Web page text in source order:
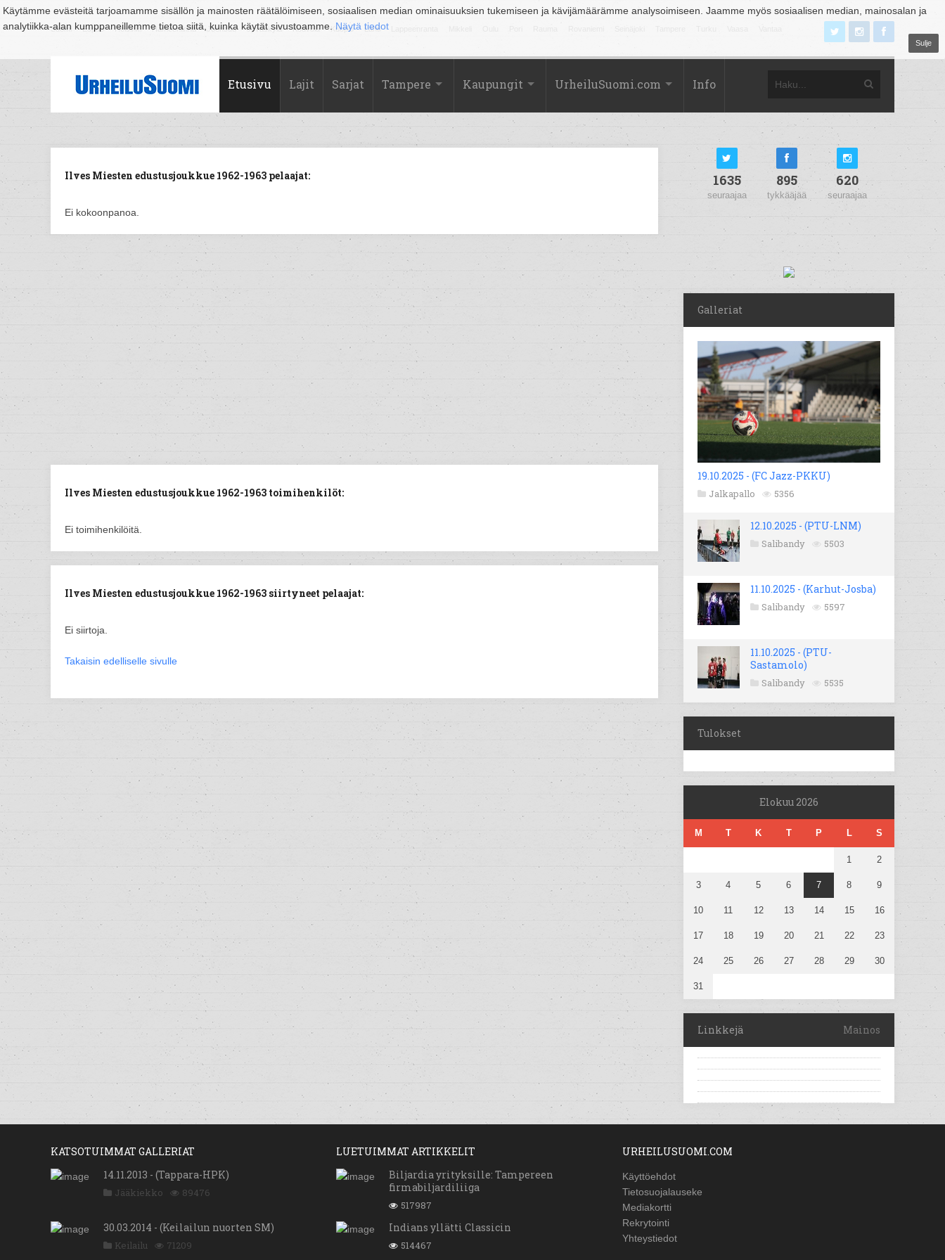
Käytämme evästeitä tarjoamamme sisällön ja mainosten räätälöimiseen, sosiaalisen median ominaisuuksien tukemiseen ja kävijämäärämme analysoimiseen. Jaamme myös sosiaalisen median, mainosalan ja
analytiikka-alan kumppaneillemme tietoa siitä, kuinka käytät sivustoamme. Näytä tiedot
Sulje
Suomi Espoo Helsinki Hämeenlinna Joensuu Jyväskylä Kouvola Kuopio Lahti
Etusivu Lajit Sarjat Tampere Kaupungit UrheiluSuomi.com Info
Ilves Miesten edustusjoukkue 1962-1963 pelaajat:
Ei kokoonpanoa.
Ilves Miesten edustusjoukkue 1962-1963 toimihenkilöt:
Ei toimihenkilöitä.
Ilves Miesten edustusjoukkue 1962-1963 siirtyneet pelaajat:
Ei siirtoja.
Takaisin edelliselle sivulle
1635
seuraajaa
895
tykkääjää
620
seuraajaa
Galleriat
19.10.2025 - (FC Jazz-PKKU)
Jalkapallo 5356
12.10.2025 - (PTU-LNM)
Salibandy 5503
11.10.2025 - (Karhut-Josba)
Salibandy 5597
11.10.2025 - (PTU-
Sastamolo)
Salibandy 5535
Tulokset
Elokuu 2026
M T K T P L S
1 2
3 4 5 6 7 8 9
10 11 12 13 14 15 16
17 18 19 20 21 22 23
24 25 26 27 28 29 30
31
Linkkejä Mainos
KATSOTUIMMAT GALLERIAT
14.11.2013 - (Tappara-HPK)
Jääkiekko 89476
30.03.2014 - (Keilailun nuorten SM)
Keilailu 71209
LUETUIMMAT ARTIKKELIT
Biljardia yrityksille: Tampereen
firmabiljardiliiga
517987
Indians yllätti Classicin
514467
URHEILUSUOMI.COM
Käyttöehdot
Tietosuojalauseke
Mediakortti
Rekrytointi
Yhteystiedot